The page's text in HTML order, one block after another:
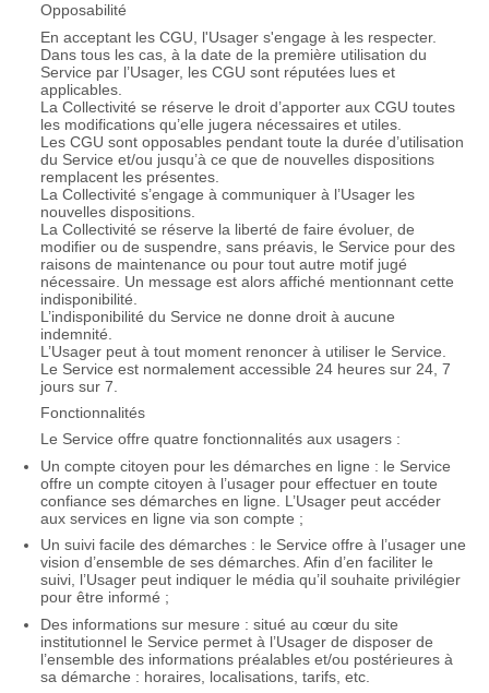
Opposabilité
En acceptant les CGU, l'Usager s'engage à les respecter.
Dans tous les cas, à la date de la première utilisation du
Service par l’Usager, les CGU sont réputées lues et
applicables.
La Collectivité se réserve le droit d’apporter aux CGU toutes
les modifications qu’elle jugera nécessaires et utiles.
Les CGU sont opposables pendant toute la durée d’utilisation
du Service et/ou jusqu’à ce que de nouvelles dispositions
remplacent les présentes.
La Collectivité s’engage à communiquer à l’Usager les
nouvelles dispositions.
La Collectivité se réserve la liberté de faire évoluer, de
modifier ou de suspendre, sans préavis, le Service pour des
raisons de maintenance ou pour tout autre motif jugé
nécessaire. Un message est alors affiché mentionnant cette
indisponibilité.
L’indisponibilité du Service ne donne droit à aucune
indemnité.
L’Usager peut à tout moment renoncer à utiliser le Service.
Le Service est normalement accessible 24 heures sur 24, 7
jours sur 7.
Fonctionnalités
Le Service offre quatre fonctionnalités aux usagers :
Un compte citoyen pour les démarches en ligne : le Service
offre un compte citoyen à l’usager pour effectuer en toute
confiance ses démarches en ligne. L’Usager peut accéder
aux services en ligne via son compte ;
Un suivi facile des démarches : le Service offre à l’usager une
vision d’ensemble de ses démarches. Afin d’en faciliter le
suivi, l’Usager peut indiquer le média qu’il souhaite privilégier
pour être informé ;
Des informations sur mesure : situé au cœur du site
institutionnel le Service permet à l’Usager de disposer de
l’ensemble des informations préalables et/ou postérieures à
sa démarche : horaires, localisations, tarifs, etc.